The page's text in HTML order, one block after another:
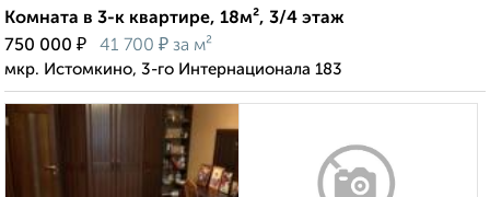
Комната в 3-к квартире, 18м², 3/4 этаж
750 000 ₽ 41 700 ₽ за м²
мкр. Истомкино, 3-го Интернационала 183